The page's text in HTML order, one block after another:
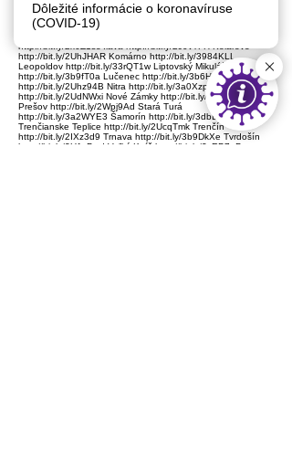
Banská Bystrica http://bit.ly/2xJjGCK Bratislava
http://bit.ly/393rSLh Brezno http://bit.ly/2WqhHxr Handlová
http://bit.ly/2x6Z1sc Ilava http://bit.ly/2J0vTFH Kolárovo
http://bit.ly/2UhJHAR Komárno http://bit.ly/3984KLL
Leopoldov http://bit.ly/33rQT1w Liptovský Mikuláš
http://bit.ly/3b9fT0a Lučenec http://bit.ly/3b6Hqz3 Martin
http://bit.ly/2Uhz94B Nitra http://bit.ly/3a0XzpG Nová Baňa
http://bit.ly/2UdNWxi Nové Zámky http://bit.ly/3a79vq0
Prešov http://bit.ly/2Wpj9Ad Stará Turá
http://bit.ly/3a2WYE3 Šamorín http://bit.ly/3dbDZcn
Trenčianske Teplice http://bit.ly/2UcqTmk Trenčín
http://bit.ly/2IXz3d9 Trnava http://bit.ly/3b9DkXe Tvrdošín
http://bit.ly/2U1zPwd Veľký Krtíš http://bit.ly/2xRP7uP
Dôležité informácie o koronavíruse
(COVID-19)